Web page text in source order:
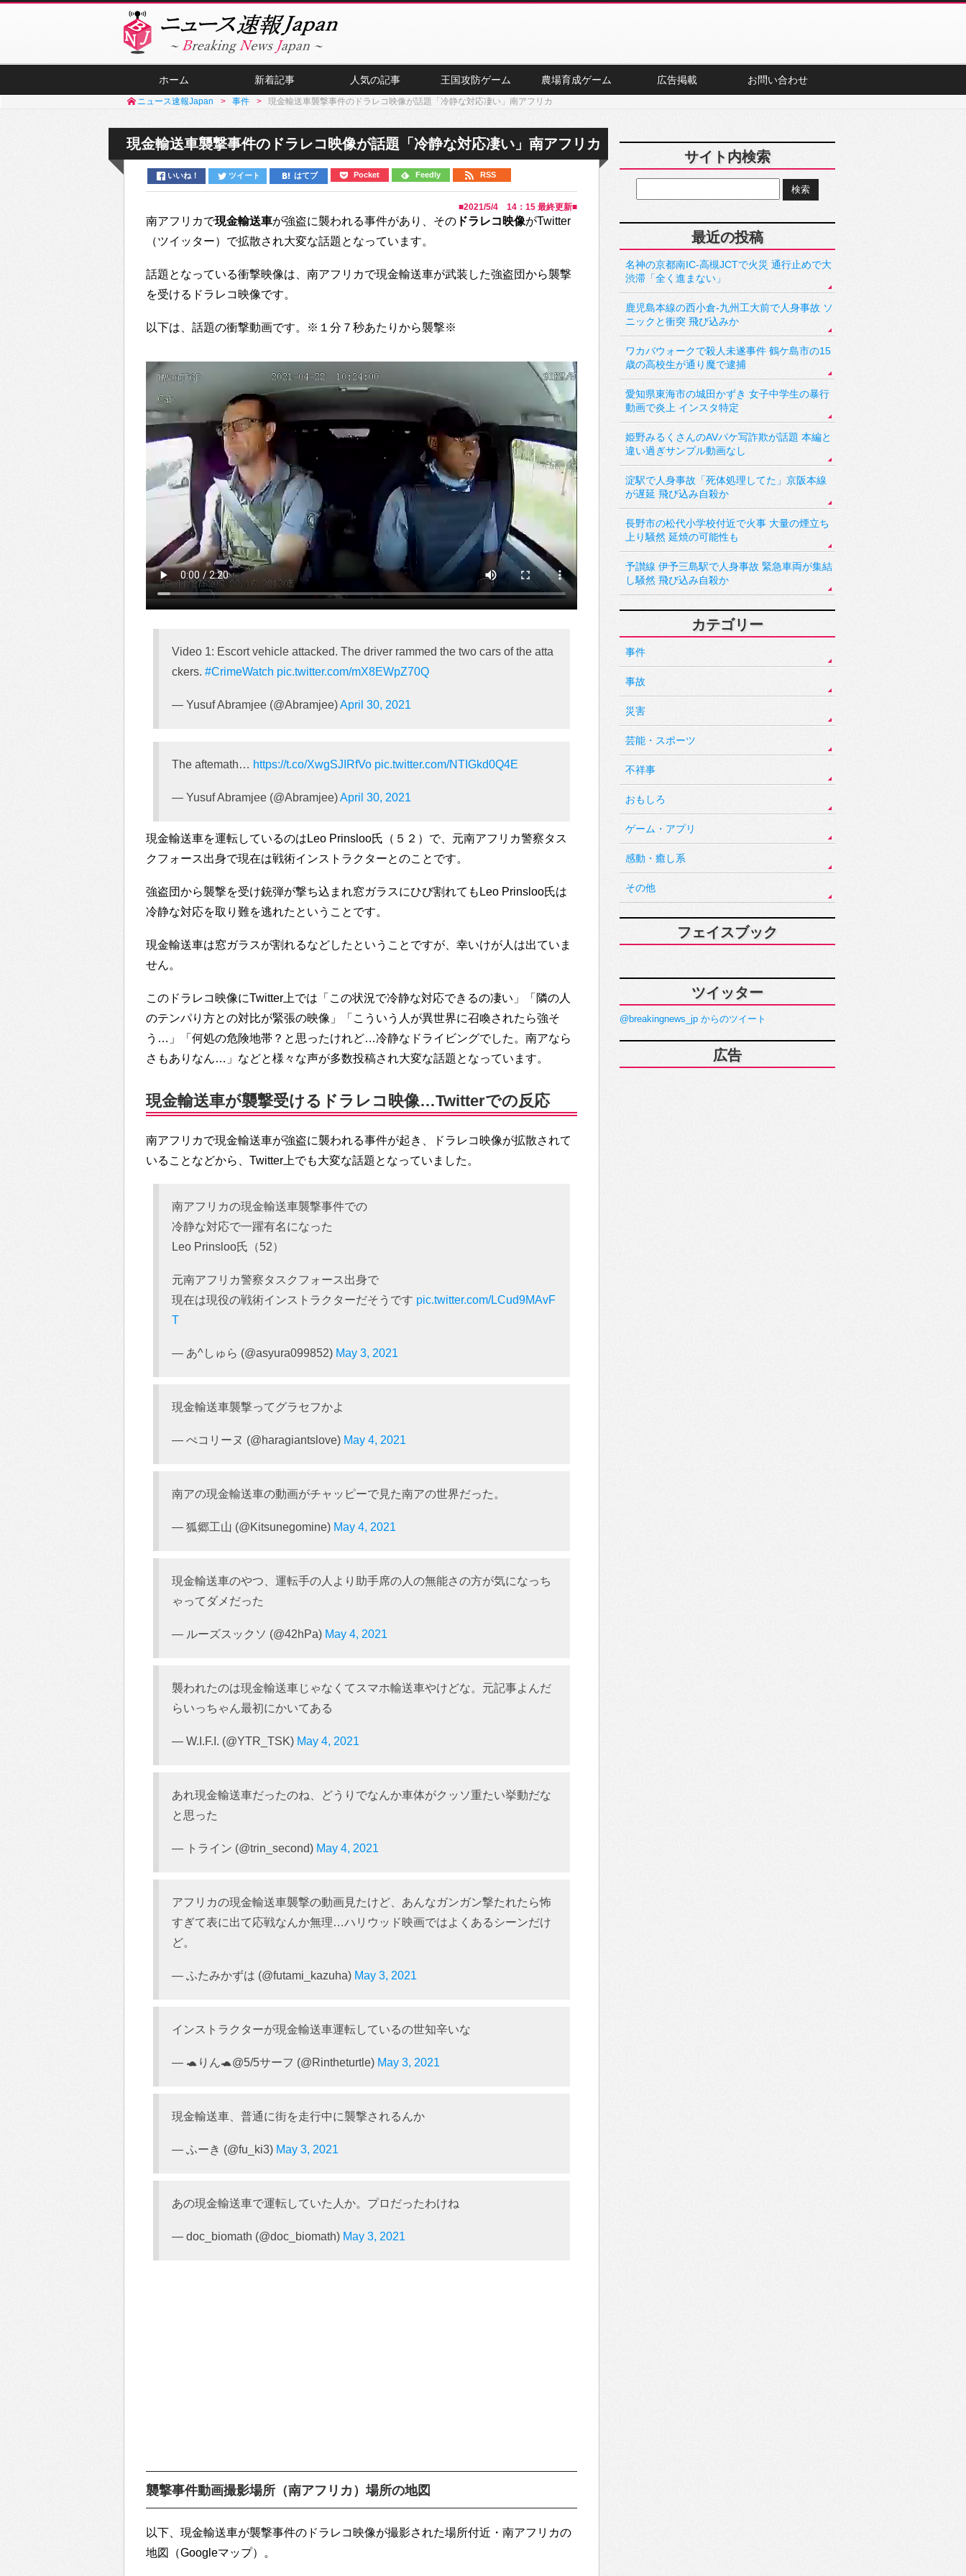
ホーム 新着記事 人気の記事 王国攻防ゲーム 農場育成ゲーム 広告掲載 お問い合わせ
ニュース速報Japan 事件 現金輸送車襲撃事件のドラレコ映像が話題「冷静な対応凄い」南アフリカ
現金輸送車襲撃事件のドラレコ映像が話題「冷静な対応凄い」南アフリカ
いいね！ ツイート はてブ Pocket Feedly RSS
■2021/5/4 14：15 最終更新■
南アフリカで現金輸送車が強盗に襲われる事件があり、その ドラレコ映像がTwitter
（ツイッター）で拡散され大変な話題となっています。
話題となっている衝撃映像は、南アフリカで現金輸送車が武装した強盗団から襲撃
を受けるドラレコ映像です。
以下は、話題の衝撃動画です。※１分７秒あたりから襲撃※
Video 1: Escort vehicle attacked. The driver rammed the two cars of the atta
ckers. #CrimeWatch pic.twitter.com/mX8EWpZ70Q
— Yusuf Abramjee (@Abramjee)April 30, 2021
The aftemath… https://t.co/XwgSJIRfVo pic.twitter.com/NTIGkd0Q4E
— Yusuf Abramjee (@Abramjee)April 30, 2021
現金輸送車を運転しているのはLeo Prinsloo氏（５２）で、元南アフリカ警察タス
クフォース出身で現在は戦術インストラクターとのことです。
強盗団から襲撃を受け銃弾が撃ち込まれ窓ガラスにひび割れてもLeo Prinsloo氏は
冷静な対応を取り難を逃れたということです。
現金輸送車は窓ガラスが割れるなどしたということですが、幸いけが人は出ていま
せん。
このドラレコ映像にTwitter上では「この状況で冷静な対応できるの凄い」「隣の人
のテンパり方との対比が緊張の映像」「こういう人が異世界に召喚されたら強そ
う…」「何処の危険地帯？と思ったけれど…冷静なドライビングでした。南アなら
さもありなん…」などと様々な声が多数投稿され大変な話題となっています。
現金輸送車が襲撃受けるドラレコ映像…Twitterでの反応
南アフリカで現金輸送車が強盗に襲われる事件が起き、ドラレコ映像が拡散されて
いることなどから、Twitter上でも大変な話題となっていました。
南アフリカの現金輸送車襲撃事件での
冷静な対応で一躍有名になった
Leo Prinsloo氏（52）
元南アフリカ警察タスクフォース出身で
現在は現役の戦術インストラクターだそうです pic.twitter.com/LCud9MAvF
T
— あ^しゅら (@asyura099852) May 3, 2021
現金輸送車襲撃ってグラセフかよ
— ぺコリーヌ (@haragiantslove) May 4, 2021
南アの現金輸送車の動画がチャッピーで見た南アの世界だった。
— 狐郷工山 (@Kitsunegomine) May 4, 2021
現金輸送車のやつ、運転手の人より助手席の人の無能さの方が気になっち
ゃってダメだった
— ルーズスックソ (@42hPa) May 4, 2021
襲われたのは現金輸送車じゃなくてスマホ輸送車やけどな。元記事よんだ
らいっちゃん最初にかいてある
— W.I.F.I. (@YTR_TSK) May 4, 2021
あれ現金輸送車だったのね、どうりでなんか車体がクッソ重たい挙動だな
と思った
— トライン (@trin_second) May 4, 2021
アフリカの現金輸送車襲撃の動画見たけど、あんなガンガン撃たれたら怖
すぎて表に出て応戦なんか無理…ハリウッド映画ではよくあるシーンだけ
ど。
— ふたみかずは (@futami_kazuha) May 3, 2021
インストラクターが現金輸送車運転しているの世知辛いな
— 🐢りん🐢@5/5サーフ (@Rintheturtle) May 3, 2021
現金輸送車、普通に街を走行中に襲撃されるんか
— ふーき (@fu_ki3) May 3, 2021
あの現金輸送車で運転していた人か。プロだったわけね
— doc_biomath (@doc_biomath) May 3, 2021
襲撃事件動画撮影場所（南アフリカ）場所の地図
以下、現金輸送車が襲撃事件のドラレコ映像が撮影された場所付近・南アフリカの
地図（Googleマップ）。
サイト内検索
最近の投稿
名神の京都南IC-高槻JCTで火災 通行止めで大
渋滞「全く進まない」
鹿児島本線の西小倉-九州工大前で人身事故 ソ
ニックと衝突 飛び込みか
ワカバウォークで殺人未遂事件 鶴ケ島市の15
歳の高校生が通り魔で逮捕
愛知県東海市の城田かずき 女子中学生の暴行
動画で炎上 インスタ特定
姫野みるくさんのAVパケ写詐欺が話題 本編と
違い過ぎサンプル動画なし
淀駅で人身事故「死体処理してた」京阪本線
が遅延 飛び込み自殺か
長野市の松代小学校付近で火事 大量の煙立ち
上り騒然 延焼の可能性も
予讃線 伊予三島駅で人身事故 緊急車両が集結
し騒然 飛び込み自殺か
カテゴリー
事件
事故
災害
芸能・スポーツ
不祥事
おもしろ
ゲーム・アプリ
感動・癒し系
その他
フェイスブック
ツイッター
@breakingnews_jp からのツイート
広告